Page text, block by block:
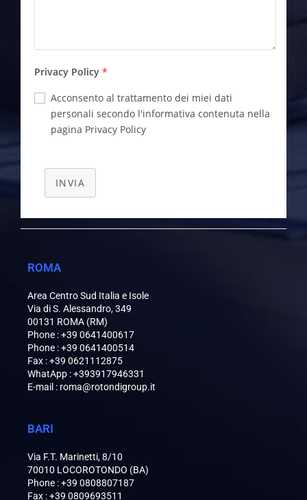
Privacy Policy *
Acconsento al trattamento dei miei dati
personali secondo l'informativa contenuta nella
pagina Privacy Policy
INVIA
ROMA
Area Centro Sud Italia e Isole
Via di S. Alessandro, 349
00131 ROMA (RM)
Phone : +39 0641400617
Phone : +39 0641400514
Fax : +39 0621112875
WhatApp : +393917946331
E-mail : roma@rotondigroup.it
BARI
Via F.T. Marinetti, 8/10
70010 LOCOROTONDO (BA)
Phone : +39 0808807187
Fax : +39 0809693511